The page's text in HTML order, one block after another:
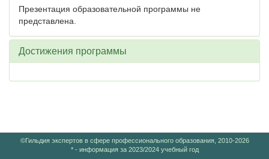
Презентация образовательной программы не
представлена.
Достижения программы
©Гильдия экспертов в сфере профессионального образования, 2010-2026
* - информация за 2023/2024 учебный год